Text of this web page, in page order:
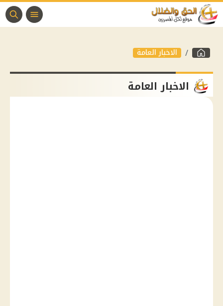
الاخبار العامة
الاخبار العامة